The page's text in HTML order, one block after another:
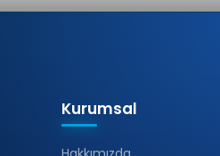
Kurumsal